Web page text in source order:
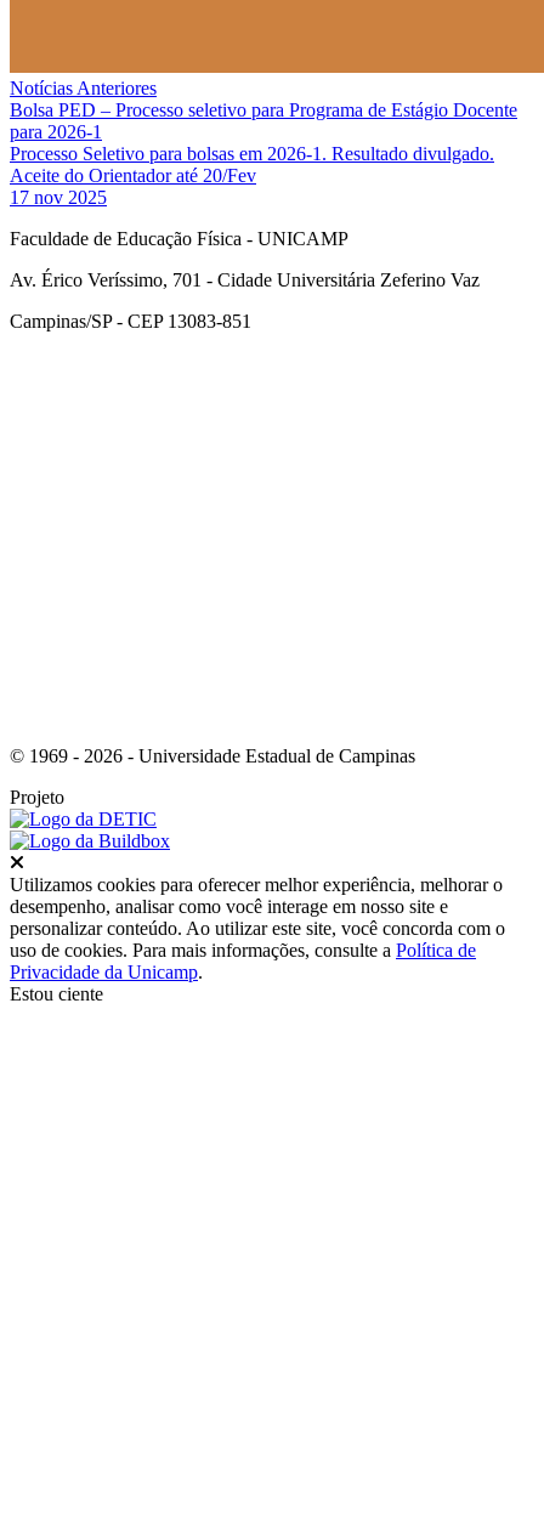
Notícias Anteriores
Bolsa PED – Processo seletivo para Programa de Estágio Docente
para 2026-1
Processo Seletivo para bolsas em 2026-1. Resultado divulgado.
Aceite do Orientador até 20/Fev
17 nov 2025
Faculdade de Educação Física - UNICAMP
Av. Érico Veríssimo, 701 - Cidade Universitária Zeferino Vaz
Campinas/SP - CEP 13083-851
© 1969 - 2026 - Universidade Estadual de Campinas
Projeto
Utilizamos cookies para oferecer melhor experiência, melhorar o
desempenho, analisar como você interage em nosso site e
personalizar conteúdo. Ao utilizar este site, você concorda com o
uso de cookies. Para mais informações, consulte a Política de
Privacidade da Unicamp.
Estou ciente